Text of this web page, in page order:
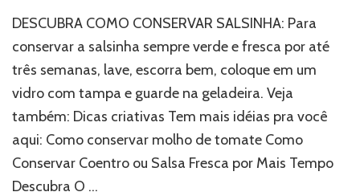
DESCUBRA COMO CONSERVAR SALSINHA: Para
conservar a salsinha sempre verde e fresca por até
três semanas, lave, escorra bem, coloque em um
vidro com tampa e guarde na geladeira. Veja
também: Dicas criativas Tem mais idéias pra você
aqui: Como conservar molho de tomate Como
Conservar Coentro ou Salsa Fresca por Mais Tempo
Descubra O …